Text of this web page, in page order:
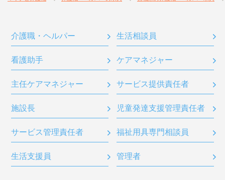
介護職・ヘルパー 生活相談員
看護助手 ケアマネジャー
主任ケアマネジャー サービス提供責任者
施設長 児童発達支援管理責任者
サービス管理責任者 福祉用具専門相談員
生活支援員 管理者